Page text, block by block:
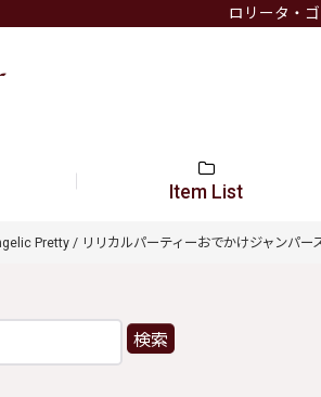
ロリータ・
Item List
Pretty / リリカルパーティーおでかけジャンパー
検索